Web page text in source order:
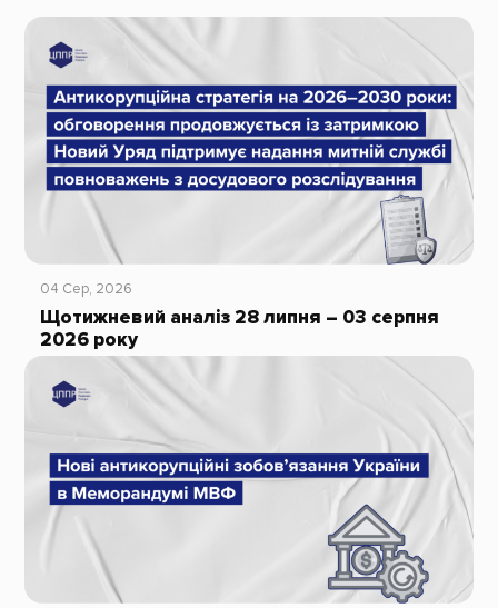
04 Сер, 2026
Щотижневий аналіз 28 липня – 03 серпня
2026 року